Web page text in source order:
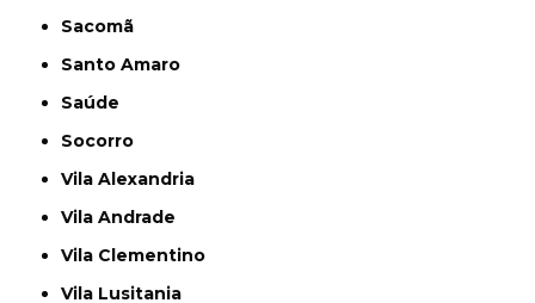
Sacomã
Santo Amaro
Saúde
Socorro
Vila Alexandria
Vila Andrade
Vila Clementino
Vila Lusitania